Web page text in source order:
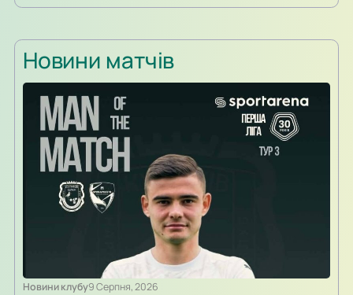
Новини матчів
Новини клубу9 Серпня, 2026